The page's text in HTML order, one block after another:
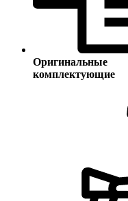
Оригинальные
комплектующие